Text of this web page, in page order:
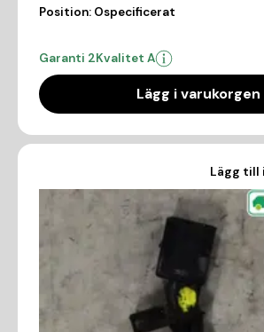
Position: Ospecificerat
Garanti 2Kvalitet A
Lägg i varukorgen
Lägg till